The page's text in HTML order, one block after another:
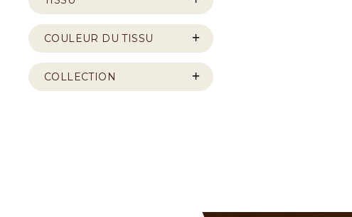
COULEUR DU TISSU
COLLECTION